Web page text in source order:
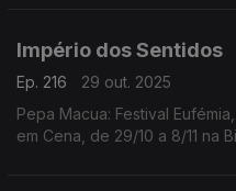
Império dos Sentidos
Ep. 216
29 out. 2025
Pepa Macua: Festival
em Cena, de 29/10 a 8/11 na